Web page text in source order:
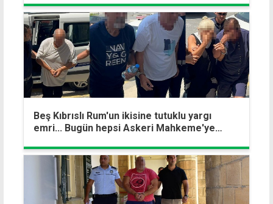
Beş Kıbrıslı Rum'un ikisine tutuklu yargı
emri... Bugün hepsi Askeri Mahkeme'ye